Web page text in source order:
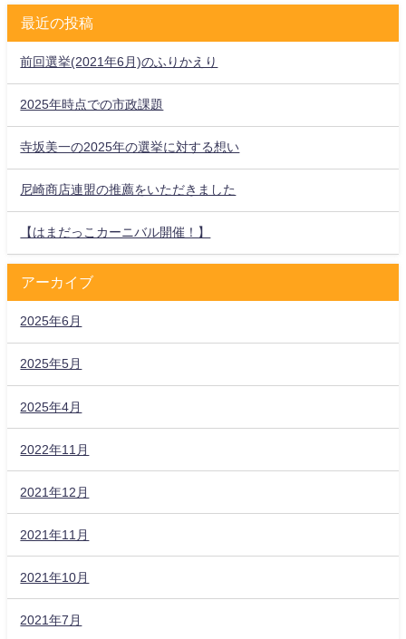
最近の投稿
前回選挙(2021年6月)のふりかえり
2025年時点での市政課題
寺坂美一の2025年の選挙に対する想い
尼崎商店連盟の推薦をいただきました
【はまだっこカーニバル開催！】
アーカイブ
2025年6月
2025年5月
2025年4月
2022年11月
2021年12月
2021年11月
2021年10月
2021年7月